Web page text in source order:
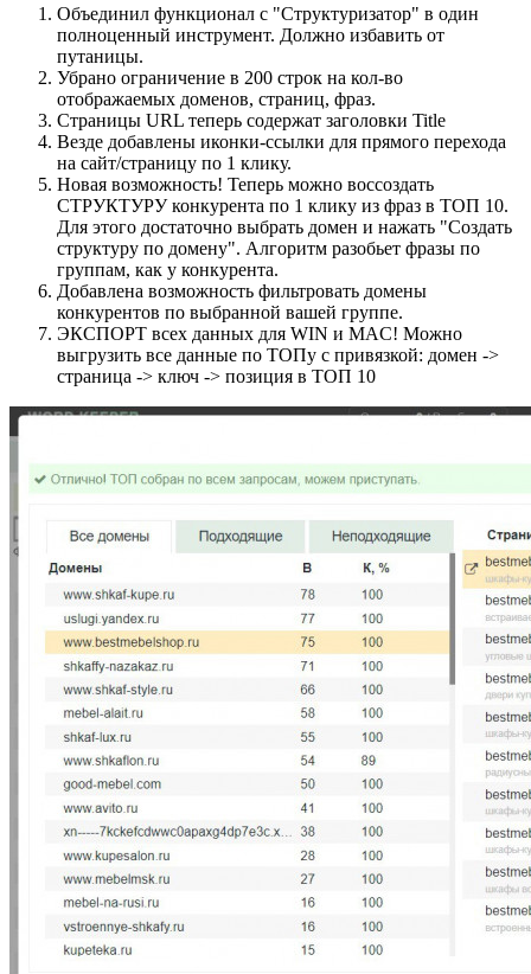
Объединил функционал с "Структуризатор" в один
полноценный инструмент. Должно избавить от
путаницы.
Убрано ограничение в 200 строк на кол-во
отображаемых доменов, страниц, фраз.
Страницы URL теперь содержат заголовки Title
Везде добавлены иконки-ссылки для прямого перехода
на сайт/страницу по 1 клику.
Новая возможность! Теперь можно воссоздать
СТРУКТУРУ конкурента по 1 клику из фраз в ТОП 10.
Для этого достаточно выбрать домен и нажать "Создать
структуру по домену". Алгоритм разобьет фразы по
группам, как у конкурента.
Добавлена возможность фильтровать домены
конкурентов по выбранной вашей группе.
ЭКСПОРТ всех данных для WIN и MAC! Можно
выгрузить все данные по ТОПу с привязкой: домен ->
страница -> ключ -> позиция в ТОП 10